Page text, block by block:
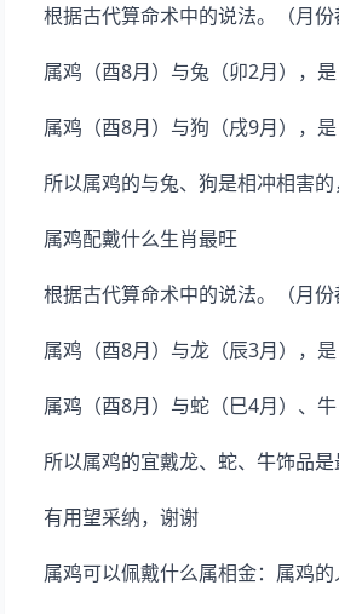
根据古代算命术中的说法。（月份
属鸡（酉8月）与兔（卯2月），
属鸡（酉8月）与狗（戌9月），
所以属鸡的与兔、狗是相冲相害的
属鸡配戴什么生肖最旺
根据古代算命术中的说法。（月份
属鸡（酉8月）与龙（辰3月），是
属鸡（酉8月）与蛇（巳4月）、
所以属鸡的宜戴龙、蛇、牛饰品是
有用望采纳，谢谢
属鸡可以佩戴什么属相金：属鸡